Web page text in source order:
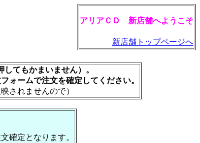
アリアＣＤ 新店舗へようこそ
新店舗トップページへ
てもかまいません）。
ォームで注文を確定してください。
されませんので）
確定となります。